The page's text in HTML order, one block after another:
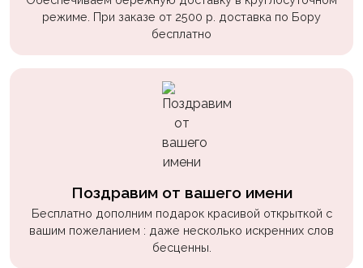
режиме. При заказе от 2500 р. доставка по Бору
бесплатно
Поздравим от вашего имени
Бесплатно дополним подарок красивой открыткой с
вашим пожеланием : даже несколько искренних слов
бесценны.